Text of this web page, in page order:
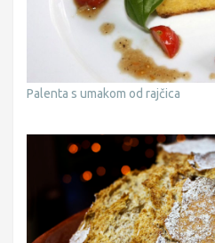
Palenta s umakom od rajčica